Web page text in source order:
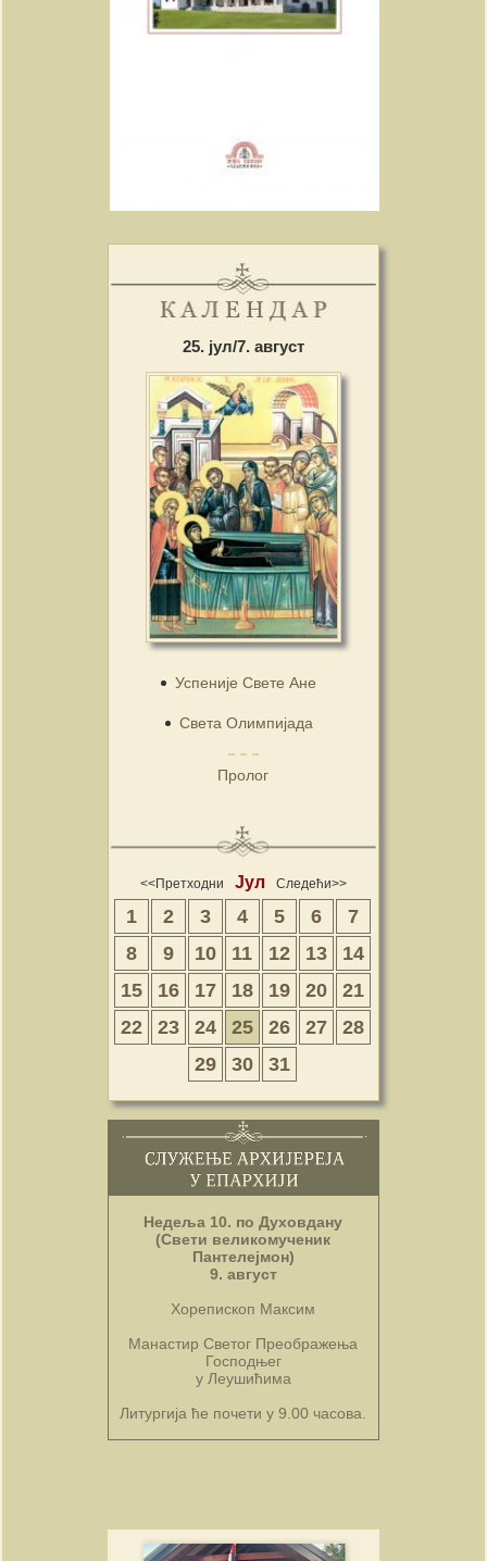
25. јул/7. август
Успеније Свете Ане
Света Олимпијада
Пролог
<<Претходни Јул Следећи>>
1 2 3 4 5 6
7
8
9 10 11 12 13
14
15
16 17 18 19 20
21
22
23 24 25 26 27
28
29
30 31
Недеља 10. по Духовдану
(Свети великомученик
Пантелејмон)
9. август
Хорепископ Максим
Манастир Светог Преображења
Господњег
у Леушићима
Литургија ће почети у 9.00 часова.